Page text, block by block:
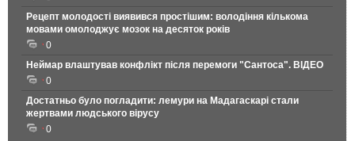
Рецепт молодості виявився простішим: володіння кількома
мовами омолоджує мозок на десяток років
0
Неймар влаштував конфлікт після перемоги "Сантоса". ВІДЕО
0
Достатньо було погладити: лемури на Мадагаскарі стали
жертвами людського вірусу
0